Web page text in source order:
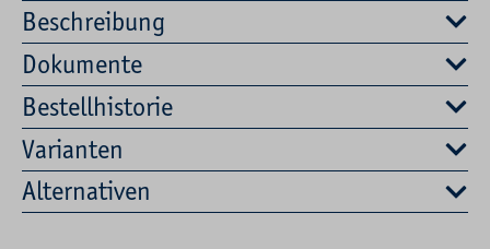
Beschreibung
Dokumente
Bestellhistorie
Varianten
Alternativen